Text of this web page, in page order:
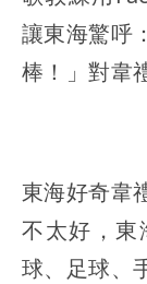
讓東海驚呼
棒！」對韋
東海好奇韋
不太好，東
球、足球、